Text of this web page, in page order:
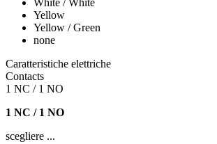
White / White
Yellow
Yellow / Green
none
Caratteristiche elettriche
Contacts
1 NC / 1 NO
1 NC / 1 NO
scegliere ...